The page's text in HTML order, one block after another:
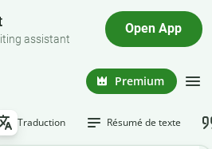
assistant
Open App
Premium
Traduction Résumé de texte